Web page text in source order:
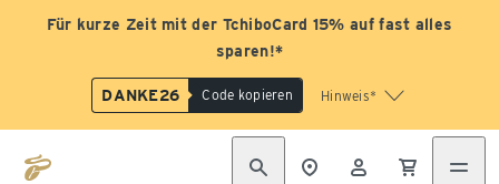
Für kurze Zeit mit der TchiboCard 15% auf fast alles
sparen!*
DANKE26 Code kopieren Hinweis*